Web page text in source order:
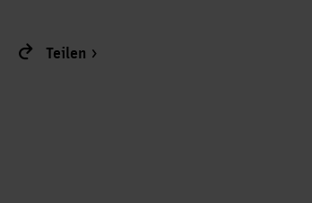
Teilen